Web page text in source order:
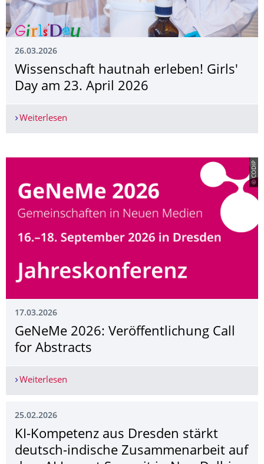
26.03.2026
Wissenschaft hautnah erleben! Girls'
Day am 23. April 2026
Weiterlesen
© CODIP
17.03.2026
GeNeMe 2026: Veröffentlichung Call
for Abstracts
Weiterlesen
25.02.2026
KI-Kompetenz aus Dresden stärkt
deutsch-indische Zusammenarbeit auf